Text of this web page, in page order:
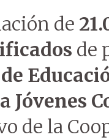
de
de
Jóvenes
de la